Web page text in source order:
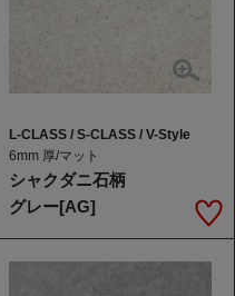
L-CLASS / S-CLASS / V-Style
6mm 厚/マット
シャクダニ石柄
グレー[AG]